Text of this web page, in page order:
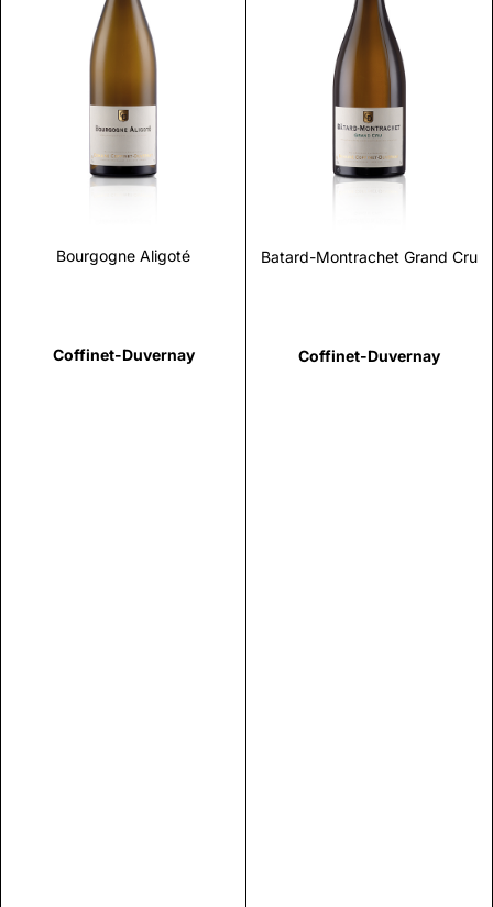
Bourgogne Aligoté
Coffinet-Duvernay
Scopri
Batard-Montrachet Grand Cru
Coffinet-Duvernay
Scopri